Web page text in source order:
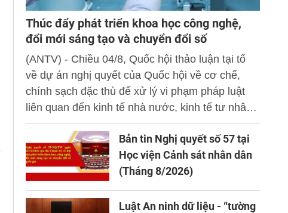
Thúc đẩy phát triển khoa học công nghệ,
đổi mới sáng tạo và chuyển đổi số
(ANTV) - Chiều 04/8, Quốc hội thảo luận tại tổ
về dự án nghị quyết của Quốc hội về cơ chế,
chính sạch đặc thù để xử lý vi phạm pháp luật
liên quan đến kinh tế nhà nước, kinh tế tư nhân
và ứng dụng khoa học công nghệ, đổi mới sáng
tạo và chuyển đổi số.Bản tin Nghị quyết số 57 tại
Học viện Cảnh sát nhân dân
(Tháng 8/2026)
Luật An ninh dữ liệu - “tường